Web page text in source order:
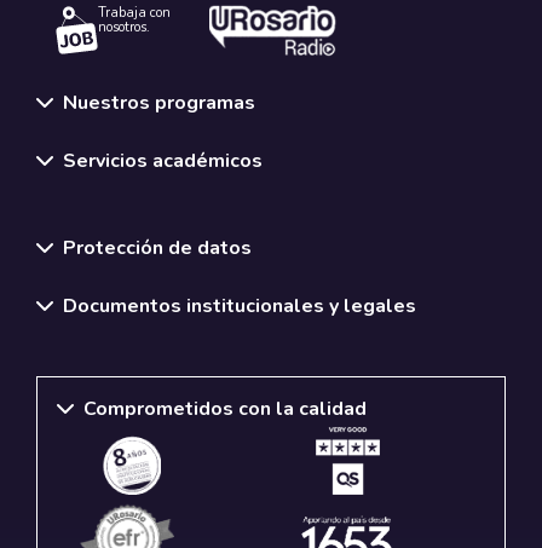
Trabaja con
nosotros.
Nuestros programas
Servicios académicos
Protección de datos
Documentos institucionales y legales
Comprometidos con la calidad